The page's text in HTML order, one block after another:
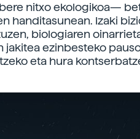
nitxo ekologikoa—
handitasunean. Izaki
biologiaren
jakitea ezinbesteko
eta hura